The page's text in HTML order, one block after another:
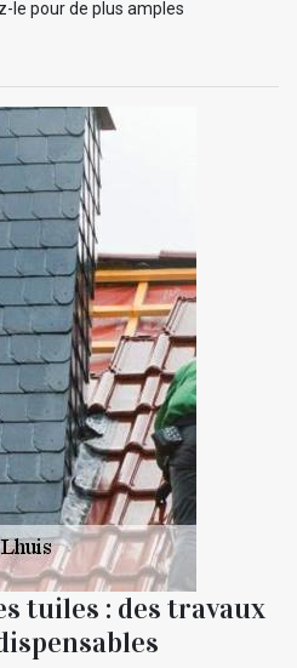
le pour de plus amples
tuiles : des travaux